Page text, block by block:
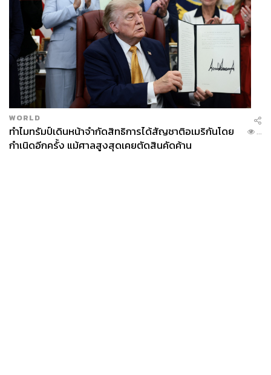
WORLD
ทำไมทรัมป์เดินหน้าจำกัดสิทธิการได้สัญชาติอเมริกันโดย
กำเนิดอีกครั้ง แม้ศาลสูงสุดเคยตัดสินคัดค้าน
...